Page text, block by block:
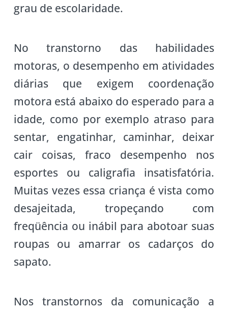
grau de escolaridade.
No transtorno das habilidades
motoras, o desempenho em atividades
diárias que exigem coordenação
motora está abaixo do esperado para a
idade, como por exemplo atraso para
sentar, engatinhar, caminhar, deixar
cair coisas, fraco desempenho nos
esportes ou caligrafia insatisfatória.
Muitas vezes essa criança é vista como
desajeitada, tropeçando com
freqüência ou inábil para abotoar suas
roupas ou amarrar os cadarços do
sapato.
Nos transtornos da comunicação a